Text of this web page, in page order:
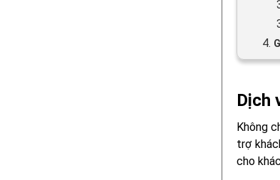
4.
Dịch
Không
trợ
cho